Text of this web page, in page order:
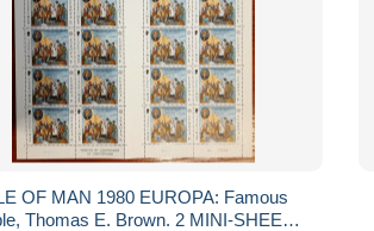
OF MAN 1980 EUROPA: Famous
Thomas E. Brown. 2 MINI-SHEETS